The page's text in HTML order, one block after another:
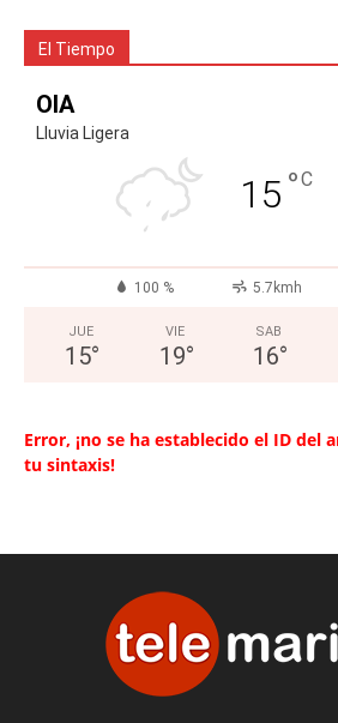
El Tiempo
OIA
Lluvia Ligera
15 °C
100 % 5.7kmh
JUE
15°
VIE
19°
SAB
16°
Error, ¡no se ha establecido el ID del
tu sintaxis!